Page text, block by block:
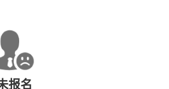
报名